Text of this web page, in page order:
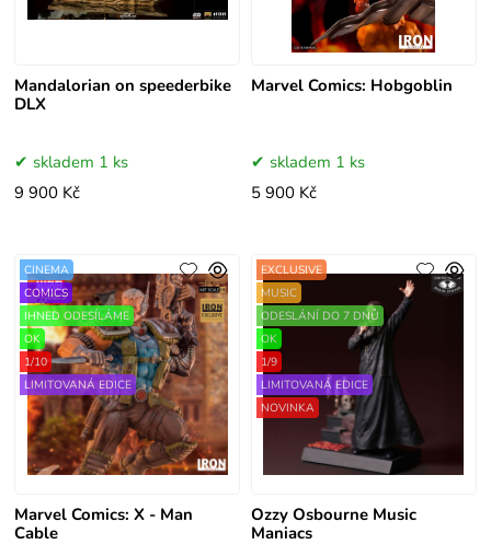
Mandalorian on speederbike
DLX
skladem 1 ks
9 900 Kč
Marvel Comics: Hobgoblin
skladem 1 ks
5 900 Kč
Marvel Comics: X - Man
Cable
CINEMA
COMICS
IHNED ODESÍLÁME
OK
1/10
LIMITOVANÁ EDICE
Ozzy Osbourne Music
Maniacs
EXCLUSIVE
MUSIC
ODESLÁNÍ DO 7 DNŮ
OK
1/9
LIMITOVANÁ EDICE
NOVINKA